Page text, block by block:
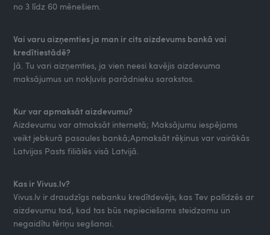
no 3 līdz 60 mēnešiem.
Vai varu aizņemties ja man ir cits aizdevums bankā vai
kredītiestādē?
Jā. Tu vari aizņemties, ja vien neesi kavējis aizdevuma
maksājumus un nokļuvis parādnieku sarakstos.
Kur var apmaksāt aizdevumu?
Aizdevumu var atmaksāt internetā; Maksājumu iespējams
veikt jebkurā pasaules bankā;Apmaksāt rēķinus var vairākās
Latvijas Pasts filiālēs visā Latvijā.
Kas ir Vivus.lv?
Vivus.lv ir draudzīgs nebanku kredītdevējs, kas Tev palīdzēs ar
aizdevumu tad, kad tas būs nepieciešams steidzamu un
negaidītu tēriņu segšanai.